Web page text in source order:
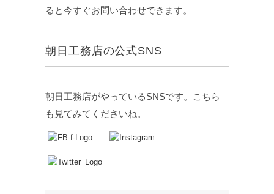
ると今すぐお問い合わせできます。
朝日工務店の公式SNS
朝日工務店がやっているSNSです。こちら
も見てみてくださいね。